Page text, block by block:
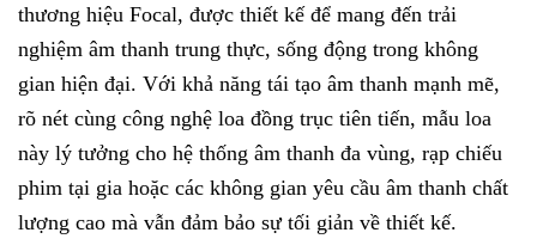
thương hiệu Focal, được thiết kế để mang đến trải
nghiệm âm thanh trung thực, sống động trong không
gian hiện đại. Với khả năng tái tạo âm thanh mạnh mẽ,
rõ nét cùng công nghệ loa đồng trục tiên tiến, mẫu loa
này lý tưởng cho hệ thống âm thanh đa vùng, rạp chiếu
phim tại gia hoặc các không gian yêu cầu âm thanh chất
lượng cao mà vẫn đảm bảo sự tối giản về thiết kế.